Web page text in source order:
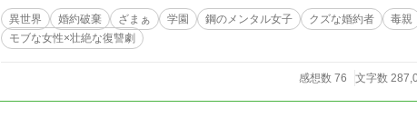
異世界 婚約破棄 ざまぁ 学園 鋼のメンタル女子 クズな婚約者
毒親
モブな女性×壮絶な復讐劇
感想数 76 文字数